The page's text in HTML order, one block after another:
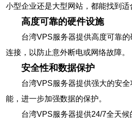
小型企业还是大型网站，都能找到适
高度可靠的硬件设施
台湾VPS服务器提供高度可靠
连接，以防止意外断电或网络故障。
安全性和数据保护
台湾VPS服务器提供强大的安
能，进一步加强数据的保护。
台湾VPS服务器提供24/7全天